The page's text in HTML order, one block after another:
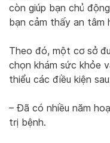
còn giúp bạn chủ
bạn cảm thấy an tâm
Theo đó, một cơ sở
chọn khám sức khỏe
thiểu các điều kiện
– Đã có nhiều năm
trị bệnh.